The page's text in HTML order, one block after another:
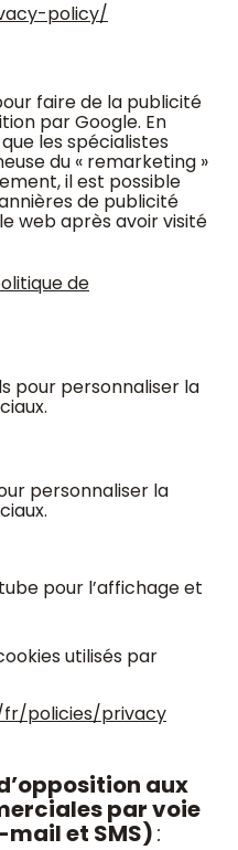
policy/
faire de la publicité
par Google. En
les spécialistes
du « remarketing »
il est possible
de publicité
web après avoir visité
de
pour personnaliser la
personnaliser la
pour l’affichage et
utilisés par
policies/privacy
aux
par voie
et SMS):